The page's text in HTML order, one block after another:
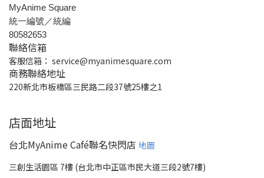
MyAnime Square
統一編號／統編
80582653
聯絡信箱
客服信箱： service@myanimesquare.com
商務聯絡地址
220新北市板橋區三民路二段37號25樓之1
店面地址
台北MyAnime Café聯名快閃店 地圖
三創生活園區 7樓 (台北市中正區市民大道三段2號7樓)